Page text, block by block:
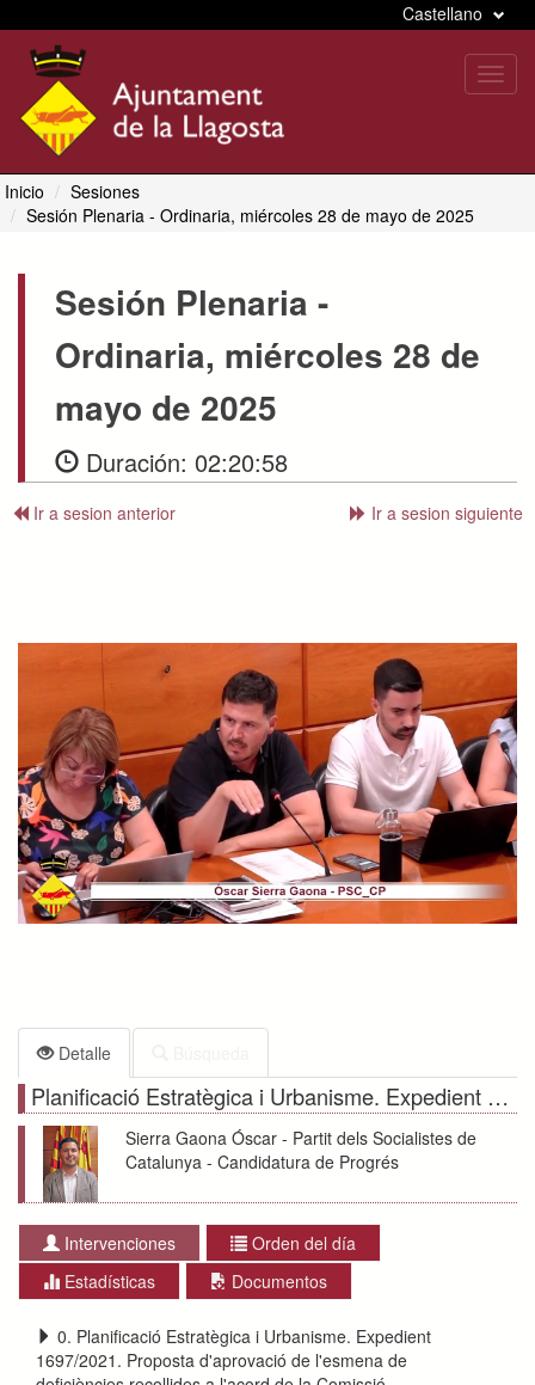
Castellano
Inicio
Sesiones
Sesión Plenaria - Ordinaria, miércoles 28 de mayo de 2025
Sesión Plenaria -
Ordinaria, miércoles 28 de
mayo de 2025
Duración: 02:20:58
Ir a sesion anterior Ir a sesion siguiente
Detalle
Planificació Estratègica i Urbanisme. Expedient 1697/2021. Proposta d'aprovació de l'esmena de deficiències recollides a l'acord de la Comissió Territorial d'Urbanisme de l'Arc Metropolità de Barcelona, en relació amb l'aprovació definitiva de la modificació puntual del PGOU de la Llagosta, en l'àmbit de les Unitats d'Actuació 7A, 7B i 7C parcial
Sierra Gaona Óscar - Partit dels Socialistes de
Catalunya - Candidatura de Progrés
Intervenciones
Orden del día
Estadísticas
Documentos
0. Planificació Estratègica i Urbanisme. Expedient
1697/2021. Proposta d'aprovació de l'esmena de